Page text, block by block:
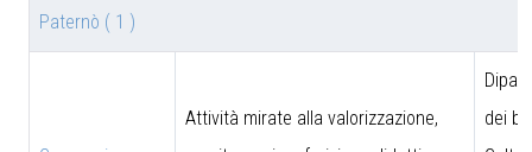
Paternò ( 1 )
Attività mirate alla valorizzazione,
dei